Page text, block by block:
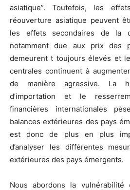
asiatique”. Toutefois, les
réouverture asiatique peuvent
les effets secondaires de la
notamment due aux prix des
demeurent t toujours élevés et
centrales continuent à
de manière agressive. La
d’importation et le
financières internationales
balances extérieures des pays
est donc de plus en plus
d’analyser les différentes
extérieures des pays émergents.
Nous abordons la vulnérabilité